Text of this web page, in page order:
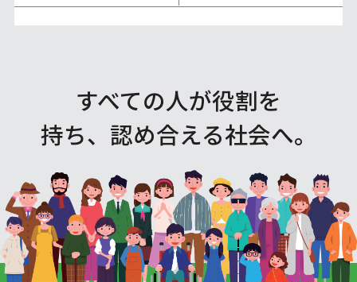
すべての人が役割を
持ち、認め合える社会へ。